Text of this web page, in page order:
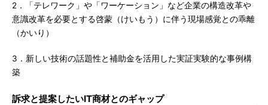
2．「テレワーク」や「ワーケーション」など企業の構造改革や
意識改革を必要とする啓蒙（けいもう）に伴う現場感覚との乖離
（かいり）
3．新しい技術の話題性と補助金を活用した実証実験的な事例構
築
訴求と提案したいIT商材とのギャップ